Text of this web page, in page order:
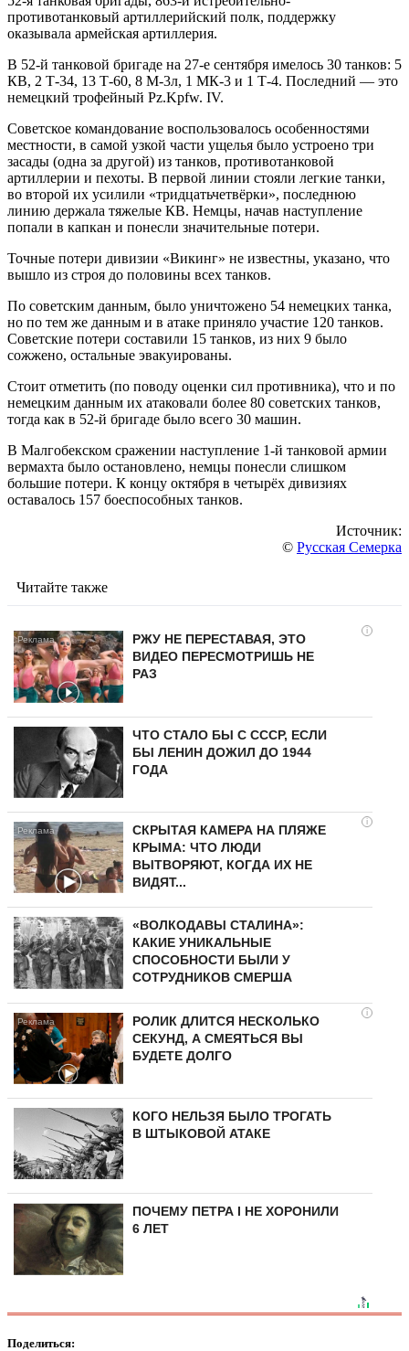
противотанковый артиллерийский полк, поддержку
оказывала армейская артиллерия.
В 52-й танковой бригаде на 27-е сентября имелось 30 танков: 5
КВ, 2 Т-34, 13 Т-60, 8 М-3л, 1 МК-3 и 1 Т-4. Последний — это
немецкий трофейный Pz.Kpfw. IV.
Советское командование воспользовалось особенностями
местности, в самой узкой части ущелья было устроено три
засады (одна за другой) из танков, противотанковой
артиллерии и пехоты. В первой линии стояли легкие танки,
во второй их усилили «тридцатьчетвёрки», последнюю
линию держала тяжелые КВ. Немцы, начав наступление
попали в капкан и понесли значительные потери.
Точные потери дивизии «Викинг» не известны, указано, что
вышло из строя до половины всех танков.
По советским данным, было уничтожено 54 немецких танка,
но по тем же данным и в атаке приняло участие 120 танков.
Советские потери составили 15 танков, из них 9 было
сожжено, остальные эвакуированы.
Стоит отметить (по поводу оценки сил противника), что и по
немецким данным их атаковали более 80 советских танков,
тогда как в 52-й бригаде было всего 30 машин.
В Малгобекском сражении наступление 1-й танковой армии
вермахта было остановлено, немцы понесли слишком
большие потери. К концу октября в четырёх дивизиях
оставалось 157 боеспособных танков.
Источник:
© Русская Семерка
Читайте также
i
РЖУ НЕ ПЕРЕСТАВАЯ, ЭТО
ВИДЕО ПЕРЕСМОТРИШЬ НЕ
РАЗ
ЧТО СТАЛО БЫ С СССР, ЕСЛИ
БЫ ЛЕНИН ДОЖИЛ ДО 1944
ГОДА
i
СКРЫТАЯ КАМЕРА НА ПЛЯЖЕ
КРЫМА: ЧТО ЛЮДИ
ВЫТВОРЯЮТ, КОГДА ИХ НЕ
ВИДЯТ...
«ВОЛКОДАВЫ СТАЛИНА»:
КАКИЕ УНИКАЛЬНЫЕ
СПОСОБНОСТИ БЫЛИ У
СОТРУДНИКОВ СМЕРША
i
РОЛИК ДЛИТСЯ НЕСКОЛЬКО
СЕКУНД, А СМЕЯТЬСЯ ВЫ
БУДЕТЕ ДОЛГО
КОГО НЕЛЬЗЯ БЫЛО ТРОГАТЬ
В ШТЫКОВОЙ АТАКЕ
ПОЧЕМУ ПЕТРА I НЕ ХОРОНИЛИ
6 ЛЕТ
Поделиться: